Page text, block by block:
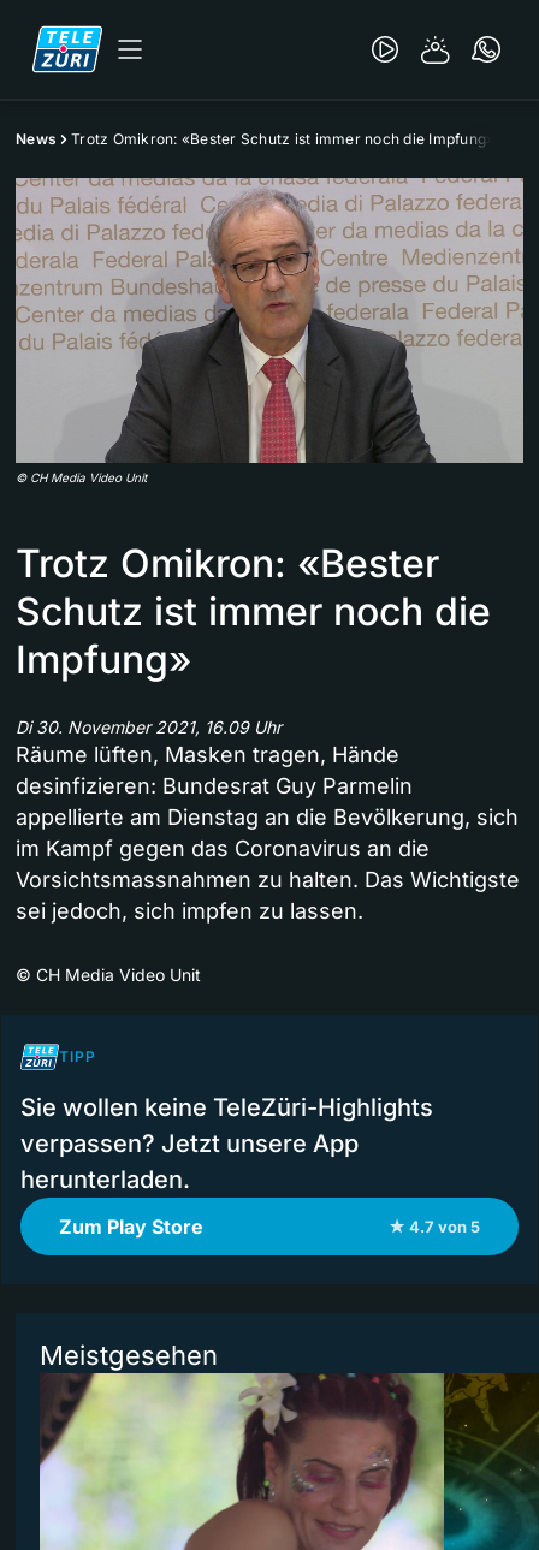
News Trotz Omikron: «Bester Schutz ist immer noch die Impfung»
© CH Media Video Unit
Trotz Omikron: «Bester
Schutz ist immer noch die
Impfung»
Di 30. November 2021, 16.09 Uhr
Räume lüften, Masken tragen, Hände
desinfizieren: Bundesrat Guy Parmelin
appellierte am Dienstag an die Bevölkerung, sich
im Kampf gegen das Coronavirus an die
Vorsichtsmassnahmen zu halten. Das Wichtigste
sei jedoch, sich impfen zu lassen.
© CH Media Video Unit
TIPP
Sie wollen keine TeleZüri-Highlights
verpassen? Jetzt unsere App
herunterladen.
Zum Play Store ★ 4.7 von 5
Meistgesehen